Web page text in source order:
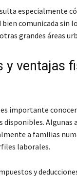
especialmente
bien comunicada sin
grandes áreas
y ventajas
importante
disponibles. Algunas
a familias
laborales.
y